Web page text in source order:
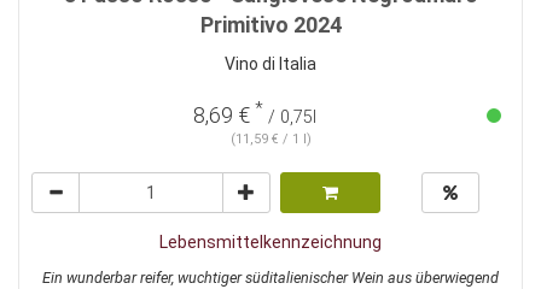
Primitivo 2024
Vino di Italia
8,69 € * / 0,75l
(11,59 € / 1 l)
Lebensmittelkennzeichnung
Ein wunderbar reifer, wuchtiger süditalienischer Wein aus überwiegend